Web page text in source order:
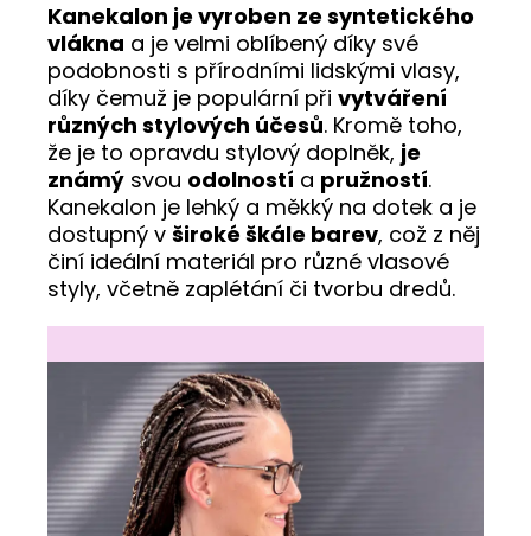
Kanekalon je vyroben ze syntetického
vlákna a je velmi oblíbený díky své
podobnosti s přírodními lidskými vlasy,
díky čemuž je populární při vytváření
různých stylových účesů. Kromě toho,
že je to opravdu stylový doplněk, je
známý svou odolností a pružností.
Kanekalon je lehký a měkký na dotek a je
dostupný v široké škále barev, což z něj
činí ideální materiál pro různé vlasové
styly, včetně zaplétání či tvorbu dredů.